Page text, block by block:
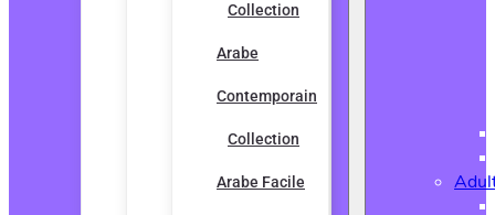
Collection
Arabe
Contemporain
Collection
Arabe Facile